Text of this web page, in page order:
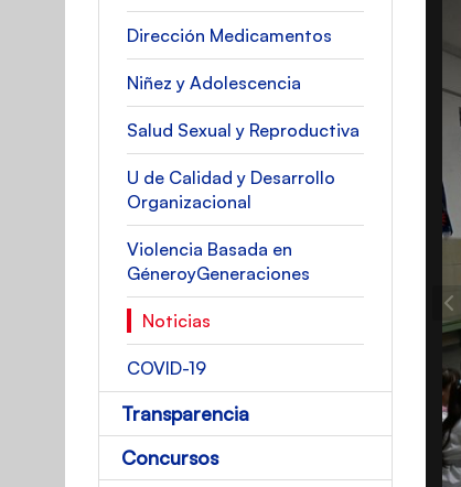
Dirección Medicamentos
Niñez y Adolescencia
Salud Sexual y Reproductiva
U de Calidad y Desarrollo
Organizacional
Violencia Basada en
GéneroyGeneraciones
Noticias
COVID-19
Transparencia
Concursos